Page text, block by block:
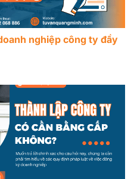
nghiệp công ty đầy